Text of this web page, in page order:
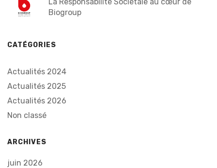
Biogroup
CATÉGORIES
Actualités 2024
Actualités 2025
Actualités 2026
Non classé
ARCHIVES
juin 2026